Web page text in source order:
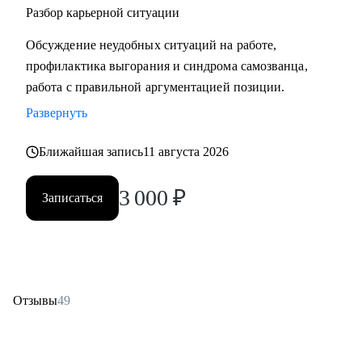
Разбор карьерной ситуации
Обсуждение неудобных ситуаций на работе,
профилактика выгорания и синдрома самозванца,
работа с правильной аргументацией позиции.
Развернуть
Ближайшая запись11 августа 2026
Записаться 3 000 ₽
Отзывы49